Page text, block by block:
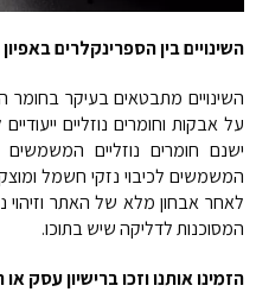
השינויים בין הספרינקלרים
השינויים מתבטאים בעיקר בחומר
על אבקות וחומרים נוזליים
ישנם חומרים נוזליים המשמשים
המשמשים לכיבוי נזקי חשמל
לאחר אבחון מלא של האתר וזיהוי
המסוכנות לדליקה שיש בתוכו.
הזמינו אותנו וזכו ברישיון עסק או